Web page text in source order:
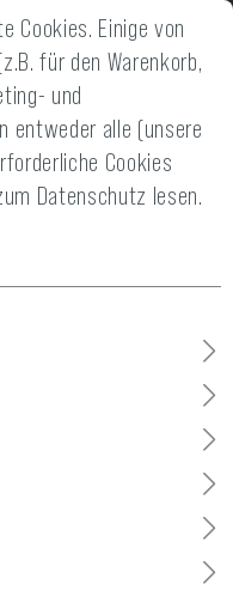
14 TAGE GELD-
Einkaufserlebnis
Cookies. Einige von
für den Warenkorb,
und
entweder alle (unsere
Cookies
Datenschutz lesen.